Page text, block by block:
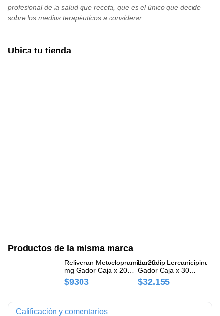
profesional de la salud que receta, que es el único que decide
sobre los medios terapéuticos a considerar
Ubica tu tienda
Productos de la misma marca
Reliveran Metoclopramida 20
mg Gador Caja x 20
Comprimidos
$9303
Lercadip Lercanidipina 10
Gador Caja x 30
Comprimidos
$32.155
Calificación y comentarios